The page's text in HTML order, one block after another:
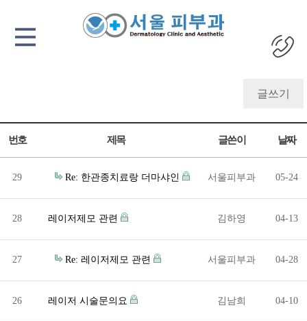
글쓰기
번호 제목 글쓴이 날짜
29 Re: 한관종치료랑 더마샤인 서울피부과 05-24
28 레이저제모 관련 김하영 04-13
27 Re: 레이저제모 관련 서울피부과 04-28
26 레이저 시술문의요 김남희 04-10